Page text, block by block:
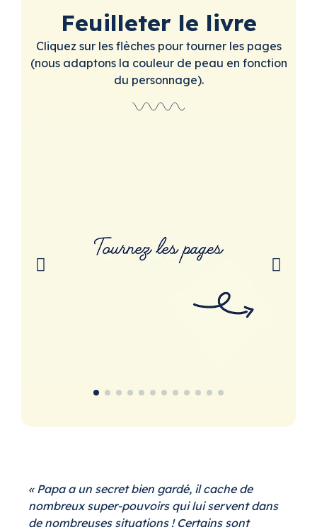
Feuilleter le livre
Cliquez sur les flèches pour tourner les pages
(nous adaptons la couleur de peau en fonction
du personnage).
« Papa a un secret bien gardé, il cache de
nombreux super-pouvoirs qui lui servent dans
de nombreuses situations ! Certains sont